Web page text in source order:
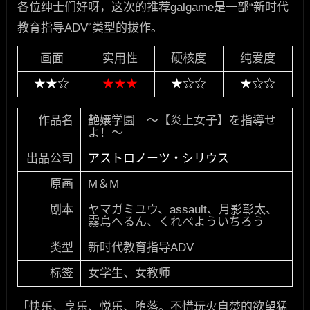
各位绅士们好呀，这次的推荐galgame是一部“新时代
教育指导ADV”类型的拔作。
画面 实用性 硬核度
纯爱度
★★☆
★★★ ★☆☆ ★☆☆
作品名
艶嬢学園 ～【炎上女子】を指導せ
よ！～
出品公司
アストロノーツ・シリウス
原画
M＆M
剧本
ヤマガミユウ、assault、月影彰太、
霧島へるん、くれべよういちろう
类型
新时代教育指导ADV
标签
女学生、女教师
「快乐、享乐、悦乐、堕落。不惜玩火自焚的欲望猛